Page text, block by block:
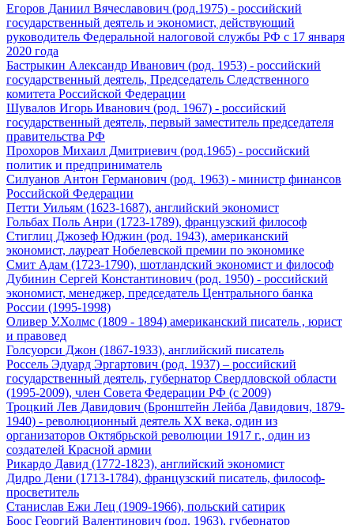
Егоров Даниил Вячеславович (род.1975) - российский
государственный деятель и экономист, действующий
руководитель Федеральной налоговой службы РФ с 17 января
2020 года
Бастрыкин Александр Иванович (род. 1953) - российский
государственный деятель, Председатель Следственного
комитета Российской Федерации
Шувалов Игорь Иванович (род. 1967) - российский
государственный деятель, первый заместитель председателя
правительства РФ
Прохоров Михаил Дмитриевич (род.1965) - российский
политик и предприниматель
Силуанов Антон Германович (род. 1963) - министр финансов
Российской Федерации
Петти Уильям (1623-1687), английский экономист
Гольбах Поль Анри (1723-1789), французский философ
Стиглиц Джозеф Юджин (род. 1943), американский
экономист, лауреат Нобелевской премии по экономике
Смит Адам (1723-1790), шотландский экономист и философ
Дубинин Сергей Константинович (род. 1950) - российский
экономист, менеджер, председатель Центрального банка
России (1995-1998)
Оливер У.Холмс (1809 - 1894) американский писатель , юрист
и правовед
Голсуорси Джон (1867-1933), английский писатель
Россель Эдуард Эргартович (род. 1937) – российский
государственный деятель, губернатор Свердловской области
(1995-2009), член Совета Федерации РФ (c 2009)
Троцкий Лев Давидович (Бронштейн Лейба Давидович, 1879-
1940) - революционный деятель XX века, один из
организаторов Октябрьской революции 1917 г., один из
создателей Красной армии
Рикардо Давид (1772-1823), английский экономист
Дидро Дени (1713-1784), французский писатель, философ-
просветитель
Станислав Ежи Лец (1909-1966), польский сатирик
Боос Георгий Валентинович (род. 1963), губернатор